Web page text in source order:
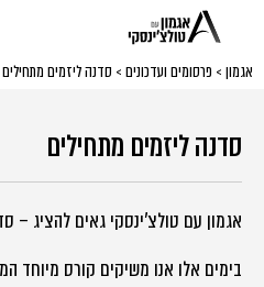
אגמון > פרסומים ועדכונים > סדנה ליזמים מתחילים
סדנה ליזמים מתחילים
אגמון עם טולצ'ינסקי גאים להציג –
בימים אלו אנו משיקים קורס מיוחד